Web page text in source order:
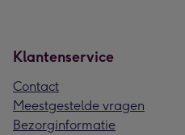
Klantenservice
Contact
Meestgestelde vragen
Bezorginformatie